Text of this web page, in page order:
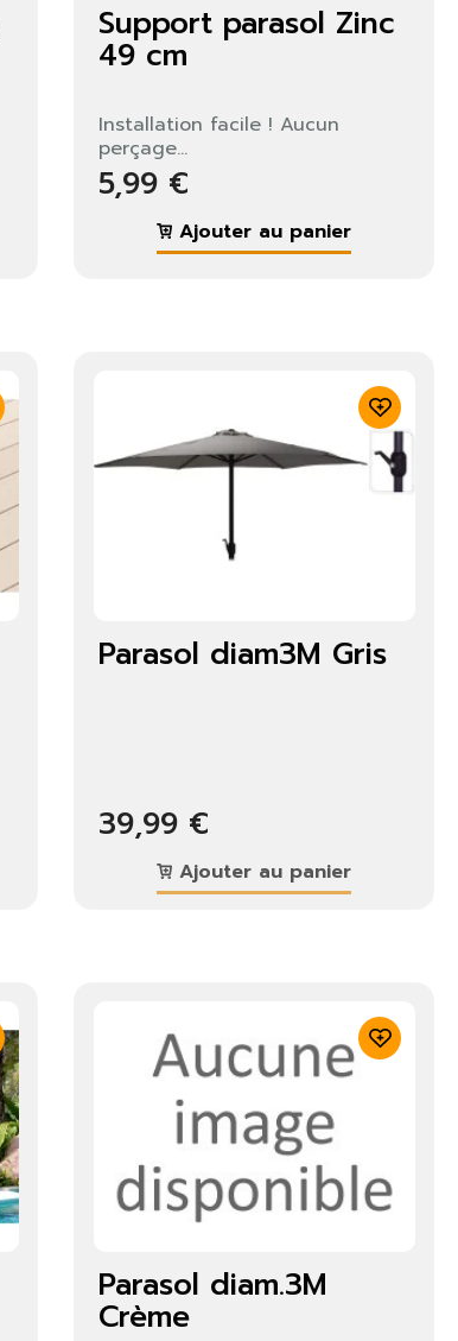
Support parasol Zinc
49 cm
Installation facile ! Aucun
perçage...
5,99 €
Ajouter au panier
Parasol diam3M Gris
39,99 €
Ajouter au panier
Parasol diam.3M
Crème